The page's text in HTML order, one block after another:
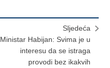
Sljedeća
Ministar Habijan: Svima je u
interesu da se istraga
provodi bez ikakvih